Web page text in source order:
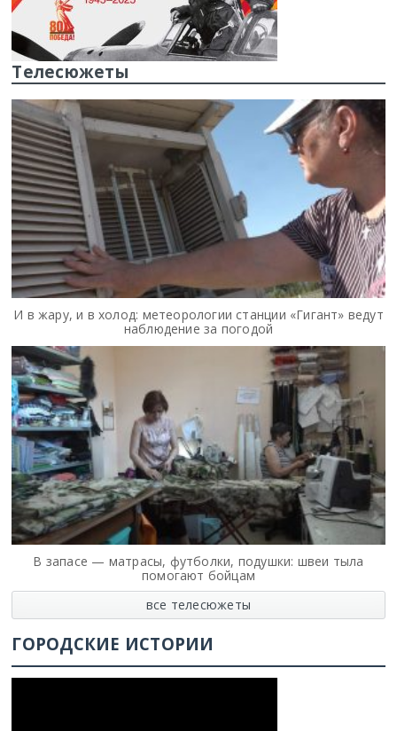
Телесюжеты
И в жару, и в холод: метеорологии станции «Гигант» ведут
наблюдение за погодой
В запасе — матрасы, футболки, подушки: швеи тыла
помогают бойцам
все телесюжеты
ГОРОДСКИЕ ИСТОРИИ